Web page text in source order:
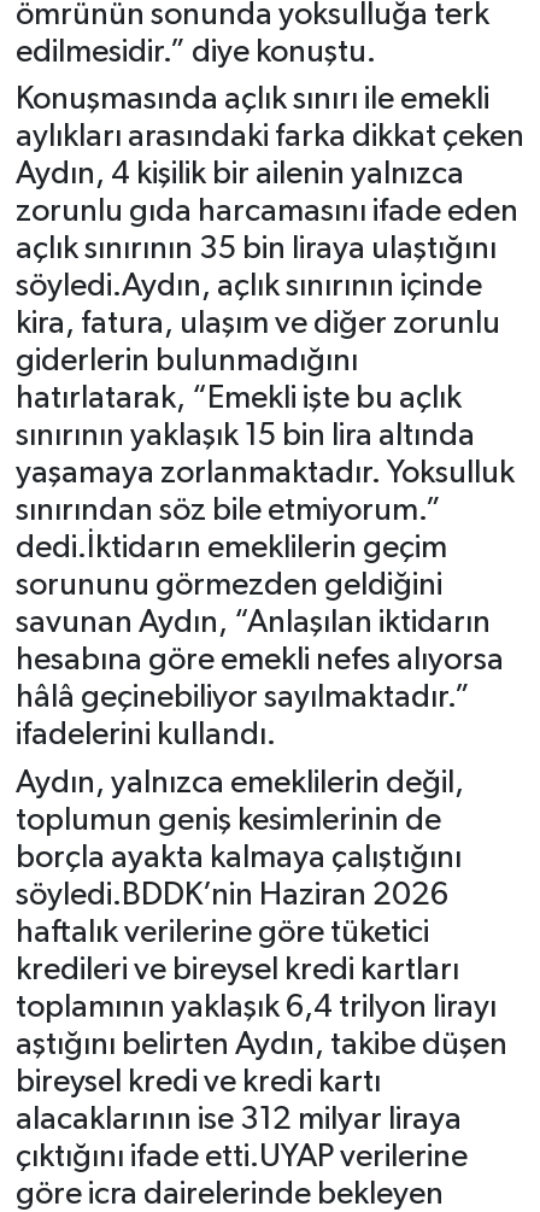
ömrünün sonunda yoksulluğa terk
edilmesidir.” diye konuştu.
Konuşmasında açlık sınırı ile emekli
aylıkları arasındaki farka dikkat çeken
Aydın, 4 kişilik bir ailenin yalnızca
zorunlu gıda harcamasını ifade eden
açlık sınırının 35 bin liraya ulaştığını
söyledi.Aydın, açlık sınırının içinde
kira, fatura, ulaşım ve diğer zorunlu
giderlerin bulunmadığını
hatırlatarak, “Emekli işte bu açlık
sınırının yaklaşık 15 bin lira altında
yaşamaya zorlanmaktadır. Yoksulluk
sınırından söz bile etmiyorum.”
dedi.İktidarın emeklilerin geçim
sorununu görmezden geldiğini
savunan Aydın, “Anlaşılan iktidarın
hesabına göre emekli nefes alıyorsa
hâlâ geçinebiliyor sayılmaktadır.”
ifadelerini kullandı.
Aydın, yalnızca emeklilerin değil,
toplumun geniş kesimlerinin de
borçla ayakta kalmaya çalıştığını
söyledi.BDDK’nin Haziran 2026
haftalık verilerine göre tüketici
kredileri ve bireysel kredi kartları
toplamının yaklaşık 6,4 trilyon lirayı
aştığını belirten Aydın, takibe düşen
bireysel kredi ve kredi kartı
alacaklarının ise 312 milyar liraya
çıktığını ifade etti.UYAP verilerine
göre icra dairelerinde bekleyen